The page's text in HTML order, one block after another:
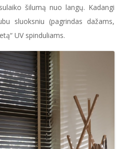
šilumą nuo langų. Kadangi
sluoksniu (pagrindas dažams,
UV spinduliams.